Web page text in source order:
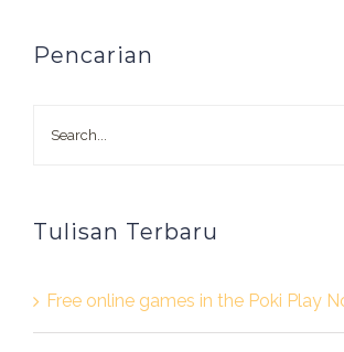
Pencarian
Tulisan Terbaru
Free online games in the Poki Play